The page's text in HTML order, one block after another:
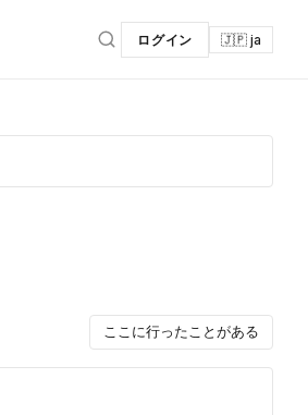
ログイン 🇯🇵 ja
ここに行ったことがある